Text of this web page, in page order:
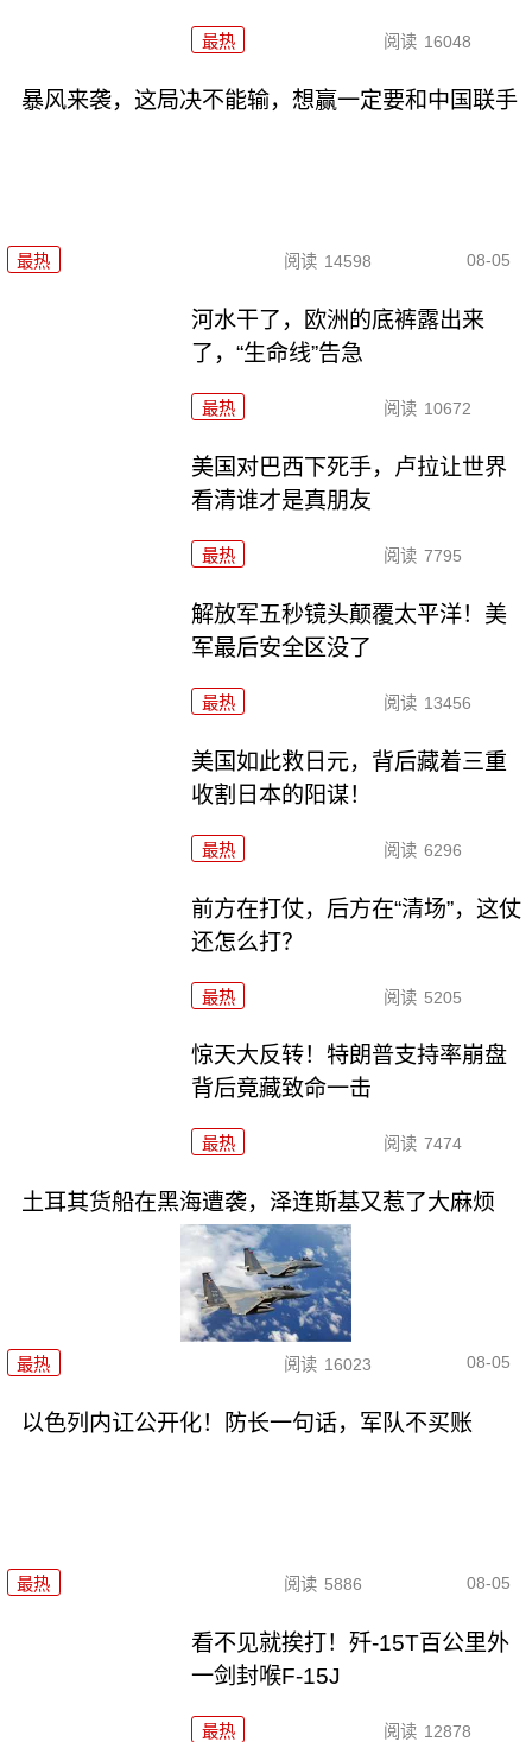
最热 阅读 16048
暴风来袭，这局决不能输，想赢一定要和中国联手
最热 阅读 14598 08-05
河水干了，欧洲的底裤露出来
了，“生命线”告急
最热 阅读 10672
美国对巴西下死手，卢拉让世界
看清谁才是真朋友
最热 阅读 7795
解放军五秒镜头颠覆太平洋！美
军最后安全区没了
最热 阅读 13456
美国如此救日元，背后藏着三重
收割日本的阳谋！
最热 阅读 6296
前方在打仗，后方在“清场”，这仗
还怎么打？
最热 阅读 5205
惊天大反转！特朗普支持率崩盘
背后竟藏致命一击
最热 阅读 7474
土耳其货船在黑海遭袭，泽连斯基又惹了大麻烦
最热 阅读 16023 08-05
以色列内讧公开化！防长一句话，军队不买账
最热 阅读 5886 08-05
看不见就挨打！歼-15T百公里外
一剑封喉F-15J
最热 阅读 12878